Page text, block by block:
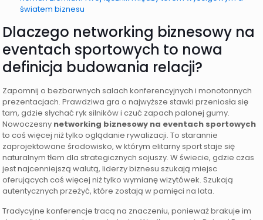
światem biznesu
Dlaczego networking biznesowy na
eventach sportowych to nowa
definicja budowania relacji?
Zapomnij o bezbarwnych salach konferencyjnych i monotonnych
prezentacjach. Prawdziwa gra o najwyższe stawki przeniosła się
tam, gdzie słychać ryk silników i czuć zapach palonej gumy.
Nowoczesny networking biznesowy na eventach sportowych
to coś więcej niż tylko oglądanie rywalizacji. To starannie
zaprojektowane środowisko, w którym elitarny sport staje się
naturalnym tłem dla strategicznych sojuszy. W świecie, gdzie czas
jest najcenniejszą walutą, liderzy biznesu szukają miejsc
oferujących coś więcej niż tylko wymianę wizytówek. Szukają
autentycznych przeżyć, które zostają w pamięci na lata.
Tradycyjne konferencje tracą na znaczeniu, ponieważ brakuje im